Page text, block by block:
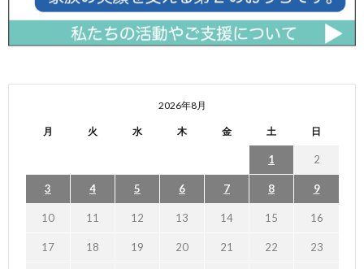
2026年8月
月 火 水 木 金 土 日
1 2
3 4 5 6 7 8 9
10 11 12 13 14 15 16
17 18 19 20 21 22 23